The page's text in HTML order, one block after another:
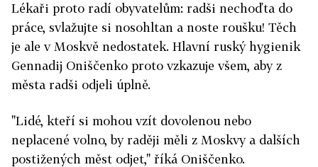
Lékaři proto radí obyvatelům: radši nechoďta do
práce, svlažujte si nosohltan a noste roušku! Těch
je ale v Moskvě nedostatek. Hlavní ruský hygienik
Gennadij Oniščenko proto vzkazuje všem, aby z
města radši odjeli úplně.
"Lidé, kteří si mohou vzít dovolenou nebo
neplacené volno, by raději měli z Moskvy a dalších
postižených měst odjet," říká Oniščenko.